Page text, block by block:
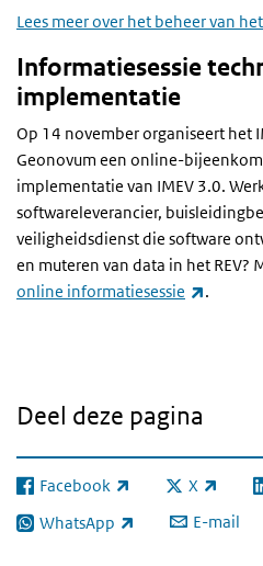
Lees meer over het beheer van
Informatiesessie
implementatie
Op 14 november organiseert het
Geonovum een online-
implementatie van IMEV 3.0.
softwareleverancier,
veiligheidsdienst die software
en muteren van data in het REV?
online informatiesessie
.
Deel deze pagina
Facebook
(externe link) X
(externe link)
WhatsApp
(externe link) E-mail